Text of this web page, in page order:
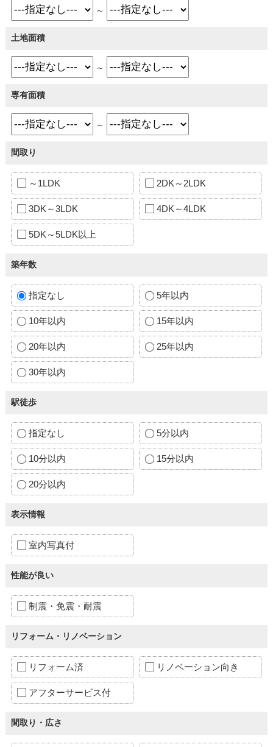
～
土地面積
～
専有面積
～
間取り
～1LDK 2DK～2LDK
3DK～3LDK 4DK～4LDK
5DK～5LDK以上
築年数
指定なし 5年以内
10年以内 15年以内
20年以内 25年以内
30年以内
駅徒歩
指定なし 5分以内
10分以内 15分以内
20分以内
表示情報
室内写真付
性能が良い
制震・免震・耐震
リフォーム・リノベーション
リフォーム済 リノベーション向き
アフターサービス付
間取り・広さ